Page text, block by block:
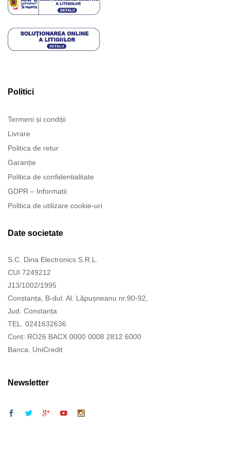
Politici
Termeni și condiții
Livrare
Politica de retur
Garanție
Politica de confidentialitate
GDPR – Informatii
Politica de utilizare cookie-uri
Date societate
S.C. Dina Electronics S.R.L.
CUI 7249212
J13/1002/1995
Constanța, B-dul. Al. Lăpușneanu nr.90-92,
Jud. Constanța
TEL. 0241632636
Cont: RO26 BACX 0000 0008 2812 6000
Banca: UniCredit
Newsletter